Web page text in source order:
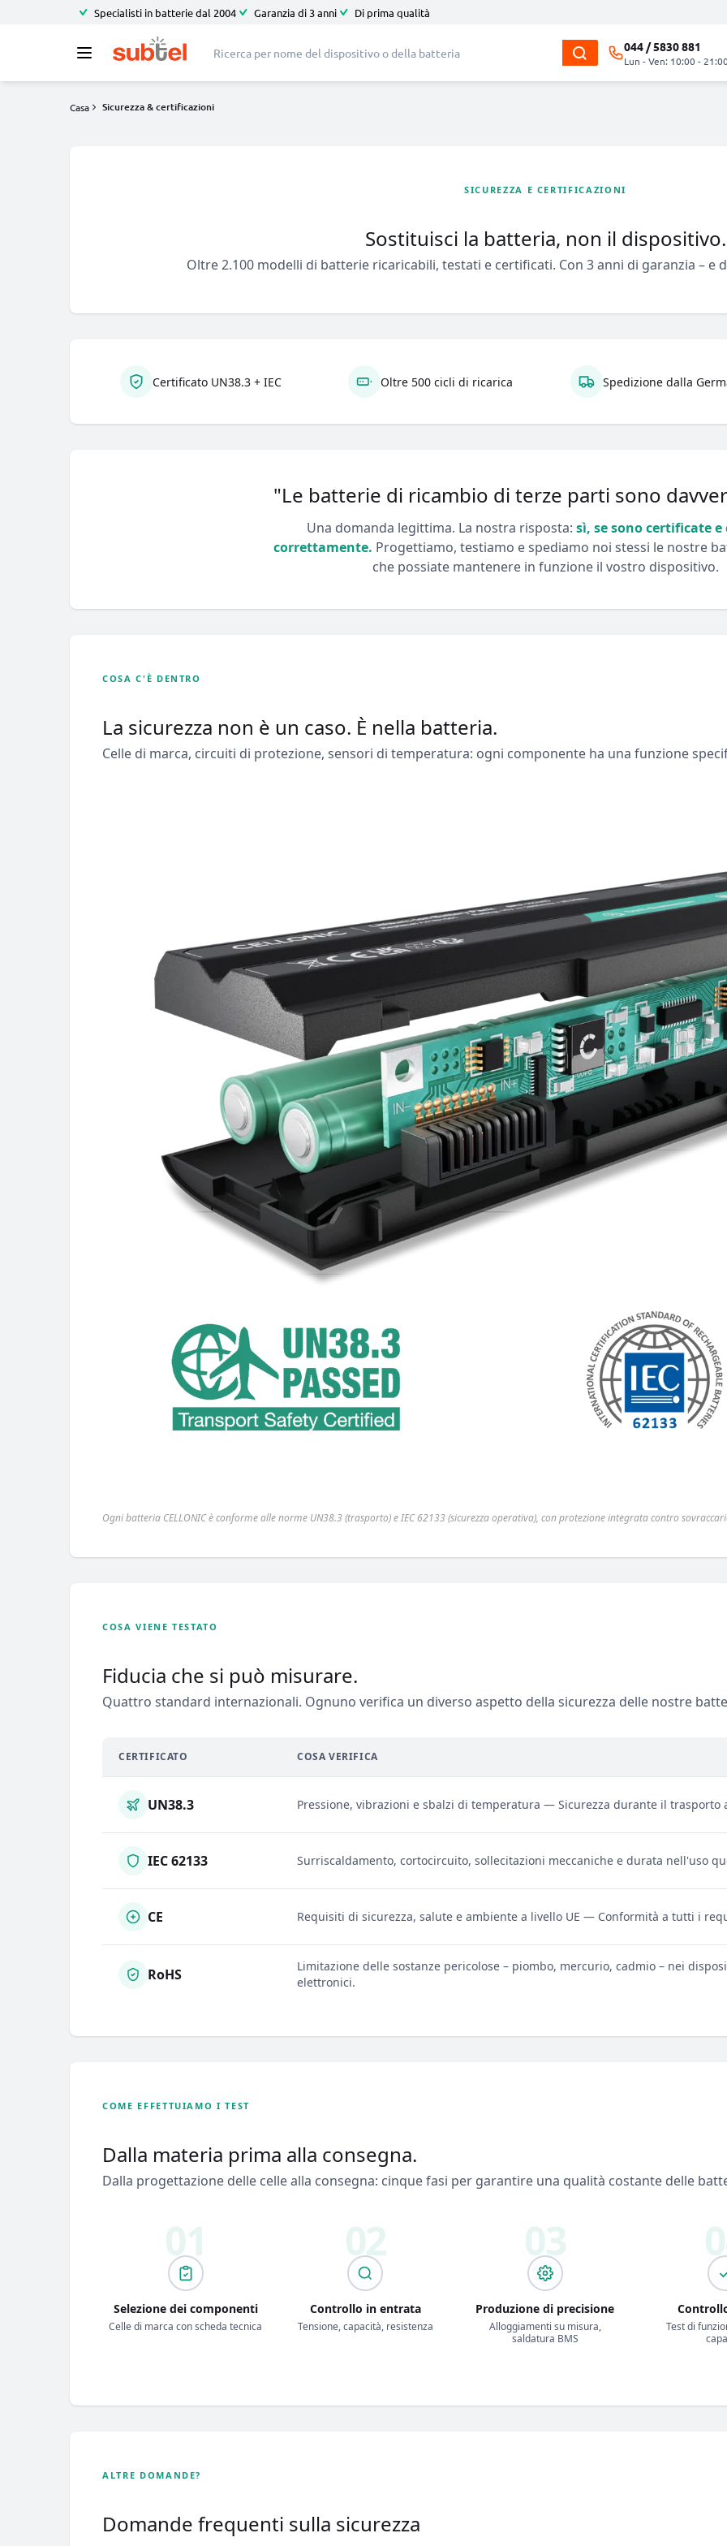
Specialisti in batterie dal 2004 Garanzia di 3 anni Di prima qualità
044 / 5830 881
Lun - Ven: 10:00 -
Casa Sicurezza & certificazioni
SICUREZZA E CERTIFICAZIONI
Sostituisci la batteria, non il dispositivo.
Oltre 2.100 modelli di batterie ricaricabili, testati e certificati. Con 3 anni di garanzia – e
Certificato UN38.3 + IEC Oltre 500 cicli di ricarica Spedizione dalla
"Le batterie di ricambio di terze parti sono
Una domanda legittima. La nostra risposta: sì, se sono certificate
correttamente. Progettiamo, testiamo e spediamo noi stessi le nostre
che possiate mantenere in funzione il vostro dispositivo.
COSA C'È DENTRO
La sicurezza non è un caso. È nella batteria.
Celle di marca, circuiti di protezione, sensori di temperatura: ogni componente ha una funzione
Ogni batteria CELLONIC è conforme alle norme UN38.3 (trasporto) e IEC 62133 (sicurezza operativa), con protezione integrata contro
COSA VIENE TESTATO
Fiducia che si può misurare.
Quattro standard internazionali. Ognuno verifica un diverso aspetto della sicurezza delle nostre
CERTIFICATO COSA VERIFICA
UN38.3 Pressione, vibrazioni e sbalzi di temperatura — Sicurezza durante il trasporto
IEC 62133 Surriscaldamento, cortocircuito, sollecitazioni meccaniche e durata nell'uso
CE Requisiti di sicurezza, salute e ambiente a livello UE — Conformità a tutti i
RoHS
Limitazione delle sostanze pericolose – piombo, mercurio, cadmio – nei
elettronici.
COME EFFETTUIAMO I TEST
Dalla materia prima alla consegna.
Dalla progettazione delle celle alla consegna: cinque fasi per garantire una qualità costante delle
Selezione dei componenti
Celle di marca con scheda tecnica
Controllo in entrata
Tensione, capacità, resistenza
Produzione di precisione
Alloggiamenti su misura,
saldatura BMS
Test di
ALTRE DOMANDE?
Domande frequenti sulla sicurezza